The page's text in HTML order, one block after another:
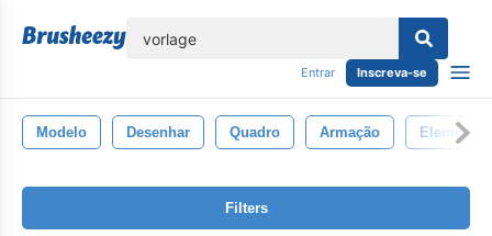
Entrar Inscreva-se
Modelo Desenhar Quadro Armação Elemento
Filters